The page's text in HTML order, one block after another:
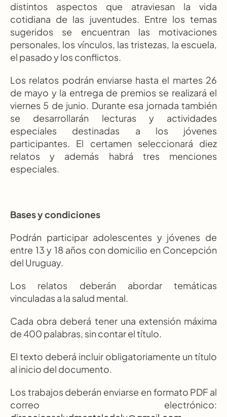
distintos aspectos que atraviesan la vida
cotidiana de las juventudes. Entre los temas
sugeridos se encuentran las motivaciones
personales, los vínculos, las tristezas, la escuela,
el pasado y los conflictos.
Los relatos podrán enviarse hasta el martes 26
de mayo y la entrega de premios se realizará el
viernes 5 de junio. Durante esa jornada también
se desarrollarán lecturas y actividades
especiales destinadas a los jóvenes
participantes. El certamen seleccionará diez
relatos y además habrá tres menciones
especiales.
Bases y condiciones
Podrán participar adolescentes y jóvenes de
entre 13 y 18 años con domicilio en Concepción
del Uruguay.
Los relatos deberán abordar temáticas
vinculadas a la salud mental.
Cada obra deberá tener una extensión máxima
de 400 palabras, sin contar el título.
El texto deberá incluir obligatoriamente un título
al inicio del documento.
Los trabajos deberán enviarse en formato PDF al